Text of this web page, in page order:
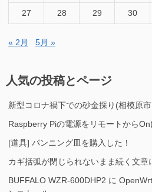
27 28 29 30
« 2月 5月 »
人気の投稿とページ
新型コロナ禍下での砂金採り(相模原
Raspberry Piの電源をリモートから
[道具] パンニング皿を購入した！
カギ括弧が閉じられないまま続く文章
BUFFALO WZR-600DHP2 に